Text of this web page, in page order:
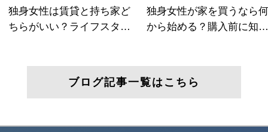
ブログ記事一覧はこちら